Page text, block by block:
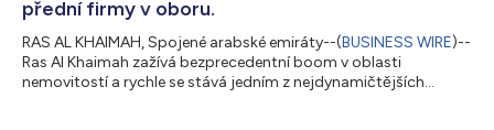
přední firmy v oboru.
RAS AL KHAIMAH, Spojené arabské emiráty--(BUSINESS WIRE)--
Ras Al Khaimah zažívá bezprecedentní boom v oblasti
nemovitostí a rychle se stává jedním z nejdynamičtějších